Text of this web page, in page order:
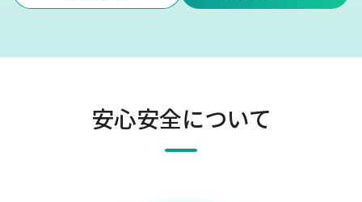
安心安全について